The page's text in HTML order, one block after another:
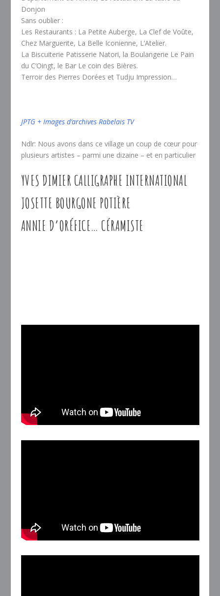
Donjon
Sans oublier :
Les Restaurants : La Petite Auberge, La Clef de Voûte,
Chez Marguerite, La Belle Iconienne, L’Atelier.
La Biscuiterie Patisserie Natori, la Boulangerie Le Pain
du C’Oingt, le Bar Le coin des Bières.
Terroir des Pierres Dorées et Tudju Impression…
JPTG + Images d’archives Rabelais TV
Ndlr: Nous avons dans ce village un coup de cœur pour
plusieurs artistes – parmi une dizaine – et en particulier
YVES DIMIER CALLIGRAPHE INTERNATIONAL
JOSETTE BOURGONE POTIÈRE
ANNIE D’ORÉFICE… CÉRAMISTE